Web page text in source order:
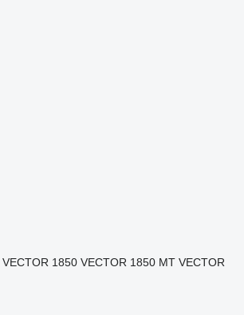
VECTOR 1850 VECTOR 1850 MT VECTOR